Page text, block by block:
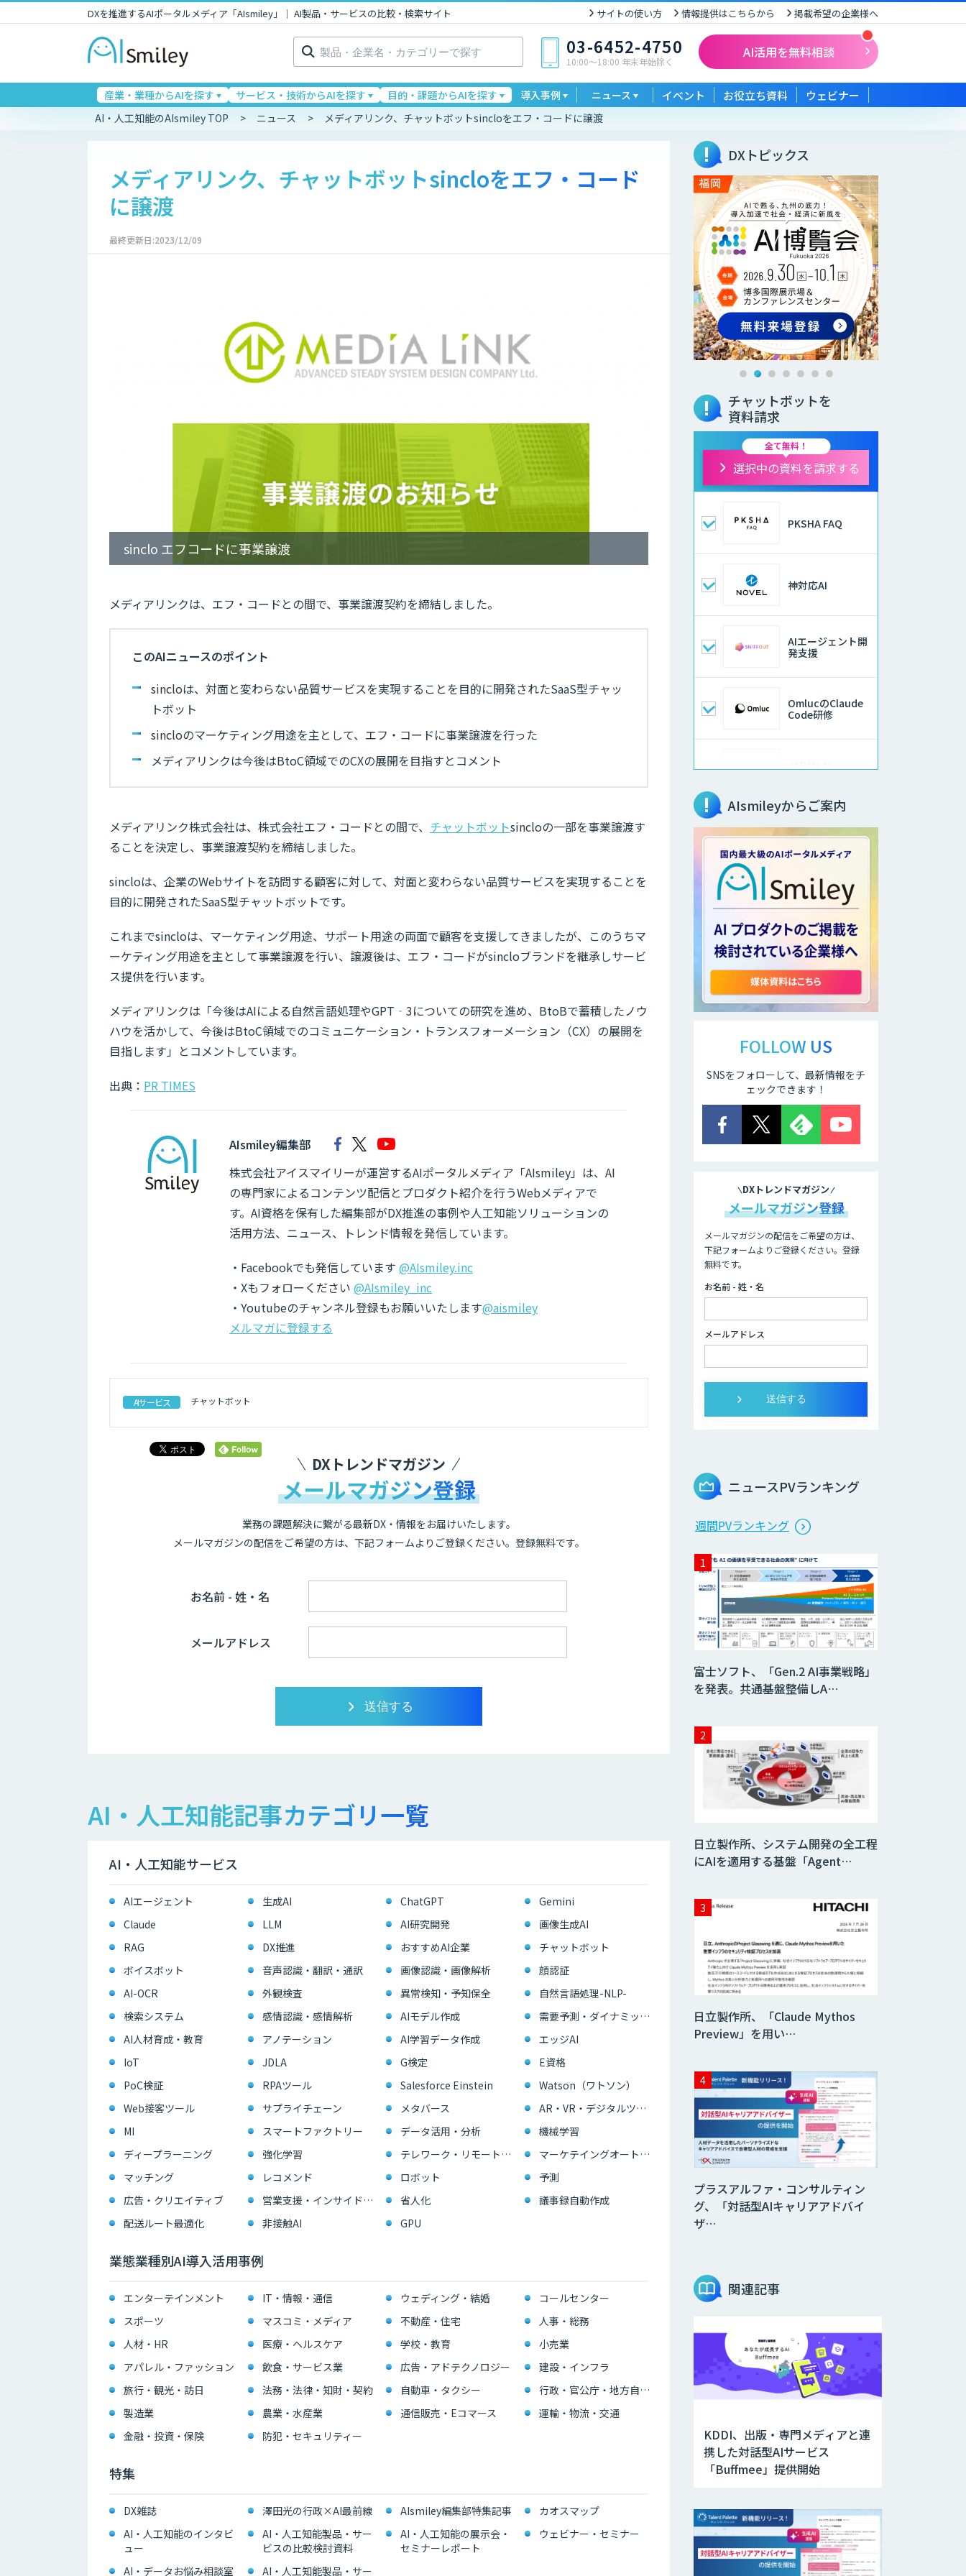
DXを推進するAIポータルメディア「AIsmiley」｜ AI製品・サービスの比較・検索サイト サイトの使い方 情報提供はこちらから 掲載希望の企業様へ
検
索: 03-6452-4750
10:00〜18:00 年末年始除く
AI活用を無料相談
産業・業種からAIを探す サービス・技術からAIを探す 目的・課題からAIを探す 導入事例 ニュース イベント お役立ち資料 ウェビナー
AI・人工知能のAIsmiley TOP ニュース メディアリンク、チャットボットsincloをエフ・コードに譲渡
メディアリンク、チャットボットsincloをエフ・コード
に譲渡
最終更新日:2023/12/09
sinclo エフコードに事業譲渡
メディアリンクは、エフ・コードとの間で、事業譲渡契約を締結しました。
このAIニュースのポイント
sincloは、対面と変わらない品質サービスを実現することを目的に開発されたSaaS型チャッ
トボット
sincloのマーケティング用途を主として、エフ・コードに事業譲渡を行った
メディアリンクは今後はBtoC領域でのCXの展開を目指すとコメント
メディアリンク株式会社は、株式会社エフ・コードとの間で、 チャットボットsincloの一部を事業譲渡す
ることを決定し、事業譲渡契約を締結しました。
sincloは、企業のWebサイトを訪問する顧客に対して、対面と変わらない品質サービスを実現することを
目的に開発されたSaaS型チャットボットです。
これまでsincloは、マーケティング用途、サポート用途の両面で顧客を支援してきましたが、このうちマ
ーケティング用途を主として事業譲渡を行い、譲渡後は、エフ・コードがsincloブランドを継承しサービ
ス提供を行います。
メディアリンクは「今後はAIによる自然言語処理やGPT‐3についての研究を進め、BtoBで蓄積したノウ
ハウを活かして、今後はBtoC領域でのコミュニケーション・トランスフォーメーション（CX）の展開を
目指します」とコメントしています。
出典： PR TIMES
AIsmiley編集部
株式会社アイスマイリーが運営するAIポータルメディア「AIsmiley」は、AI
の専門家によるコンテンツ配信とプロダクト紹介を行うWebメディアで
す。AI資格を保有した編集部がDX推進の事例や人工知能ソリューションの
活用方法、ニュース、トレンド情報を発信しています。
・Facebookでも発信しています @AIsmiley.inc
・Xもフォローください @AIsmiley_inc
・Youtubeのチャンネル登録もお願いいたします@aismiley
メルマガに登録する
AIサービス チャットボット
DXトレンドマガジン
メールマガジン登録
業務の課題解決に繋がる最新DX・情報をお届けいたします。
メールマガジンの配信をご希望の方は、下記フォームよりご登録ください。登録無料です。
お名前 - 姓・名
メールアドレス
AI・人工知能記事カテゴリ一覧
AI・人工知能サービス
AIエージェント 生成AI ChatGPT
Gemini
Claude
LLM AI研究開発
画像生成AI
RAG
DX推進 おすすめAI企業
チャットボット
ボイスボット
音声認識・翻訳・通訳 画像認識・画像解析
顔認証
AI-OCR
外観検査 異常検知・予知保全
自然言語処理-NLP-
検索システム
感情認識・感情解析 AIモデル作成
需要予測・ダイナミックプライシング
AI人材育成・教育
アノテーション AI学習データ作成
エッジAI
IoT
JDLA G検定
E資格
PoC検証
RPAツール Salesforce Einstein
Watson（ワトソン）
Web接客ツール
サプライチェーン メタバース
AR・VR・デジタルツイン
MI
スマートファクトリー データ活用・分析
機械学習
ディープラーニング
強化学習 テレワーク・リモートワーク
マーケテイングオートメーション・MAツール
マッチング
レコメンド ロボット
予測
広告・クリエイティブ
営業支援・インサイドセールス 省人化
議事録自動作成
配送ルート最適化
非接触AI GPU
業態業種別AI導入活用事例
エンターテインメント IT・情報・通信 ウェディング・結婚
コールセンター
スポーツ
マスコミ・メディア 不動産・住宅
人事・総務
人材・HR
医療・ヘルスケア 学校・教育
小売業
アパレル・ファッション
飲食・サービス業 広告・アドテクノロジー
建設・インフラ
旅行・観光・訪日
法務・法律・知財・契約 自動車・タクシー
行政・官公庁・地方自治体
製造業
農業・水産業 通信販売・Eコマース
運輸・物流・交通
金融・投資・保険
防犯・セキュリティー
特集
DX雑誌 澤田光の行政×AI最前線 AIsmiley編集部特集記事
カオスマップ
AI・人工知能のインタビ
ュー
AI・人工知能製品・サー
ビスの比較検討資料
AI・人工知能の展示会・
セミナーレポート
ウェビナー・セミナー
AI・データお悩み相談室 AI・人工知能製品・サー
DXトピックス
チャットボットを
資料請求
全て無料！
選択中の資料を請求する
PKSHA FAQ
神対応AI
AIエージェント開
発支援
OmlucのClaude
Code研修
発/コンサルティン
imprai ezKotae
Microcosm×AIエ
ンジニアでオンプ
援サービス
secondz
Smart Search
法人向けAIエージ
ェント「OfficeAI
2層ナレッジ×AI
で顧客コミュニケ
ーションを効率化
Explaza 生成AI
Partner｜ 顧客対
応・接客 特化
Dify開発支援
貴社専用ナレッジ
AI構築
Dify導入・AIエー
ジェント活用支援
製造業特化型オー
Web広告・SNS施
策立案/レポーティ
ング自動化AIエー
ジェント開発
ナーチャリング自
動化エージェント
開発
営業特化型Dify導
入支援・AIエージ
HEROZ ASK
異常検知AI
需要予測＋業務最
適化AIシステム
『KISS』
AI音声生成
ElevenLabs
CAIWA Service
Viii（カイワサー
ビスヴィー）
ニーズを理解する
対話型AIエージェ
展示会」
Web接客を進化さ
せる対話型AIエー
Agentforce
AIsmileyからご案内
FOLLOW US
SNSをフォローして、最新情報をチ
ェックできます！
DXトレンドマガジン
メールマガジン登録
メールマガジンの配信をご希望の方は、
下記フォームよりご登録ください。登録
無料です。
お名前 - 姓・名
メールアドレス
ニュースPVランキング
週間PVランキング
富士ソフト、「Gen.2 AI事業戦略」
を発表。共通基盤整備しA…
日立製作所、システム開発の全工程
にAIを適用する基盤「Agent…
日立製作所、「Claude Mythos
Preview」を用い…
プラスアルファ・コンサルティン
グ、「対話型AIキャリアアドバイ
ザ…
関連記事
KDDI、出版・専門メディアと連
携した対話型AIサービス
「Buffmee」提供開始